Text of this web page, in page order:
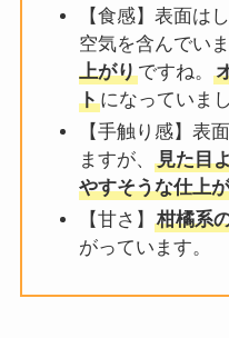
【食感】表面は
空気を含んでいま
上がりですね。
トになっていま
【手触り感】表
ますが、
見た目
やすそうな仕上
【甘さ】
柑橘系
がっています。